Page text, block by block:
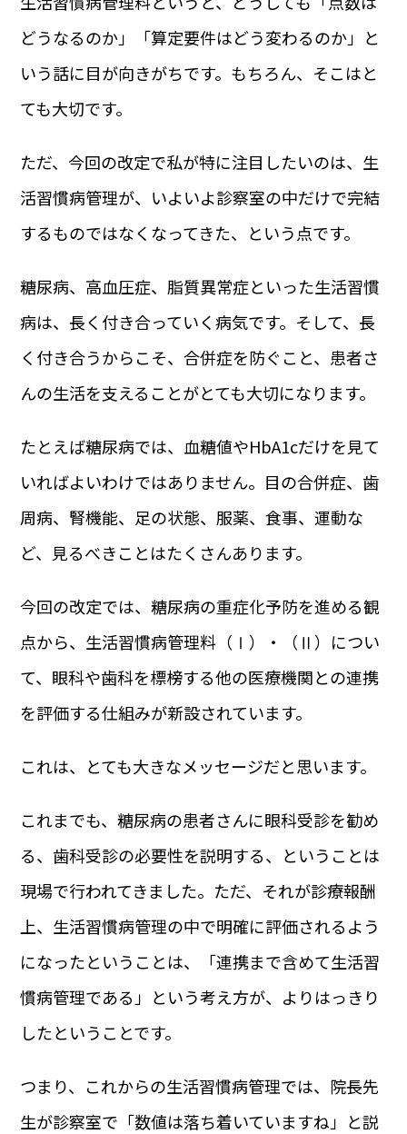
どうなるのか」「算定要件はどう変わるのか」と
いう話に目が向きがちです。もちろん、そこはと
ても大切です。
ただ、今回の改定で私が特に注目したいのは、生
活習慣病管理が、いよいよ診察室の中だけで完結
するものではなくなってきた、という点です。
糖尿病、高血圧症、脂質異常症といった生活習慣
病は、長く付き合っていく病気です。そして、長
く付き合うからこそ、合併症を防ぐこと、患者さ
んの生活を支えることがとても大切になります。
たとえば糖尿病では、血糖値やHbA1cだけを見て
いればよいわけではありません。目の合併症、歯
周病、腎機能、足の状態、服薬、食事、運動な
ど、見るべきことはたくさんあります。
今回の改定では、糖尿病の重症化予防を進める観
点から、生活習慣病管理料（Ⅰ）・（Ⅱ）につい
て、眼科や歯科を標榜する他の医療機関との連携
を評価する仕組みが新設されています。
これは、とても大きなメッセージだと思います。
これまでも、糖尿病の患者さんに眼科受診を勧め
る、歯科受診の必要性を説明する、ということは
現場で行われてきました。ただ、それが診療報酬
上、生活習慣病管理の中で明確に評価されるよう
になったということは、「連携まで含めて生活習
慣病管理である」という考え方が、よりはっきり
したということです。
つまり、これからの生活習慣病管理では、院長先
生が診察室で「数値は落ち着いていますね」と説